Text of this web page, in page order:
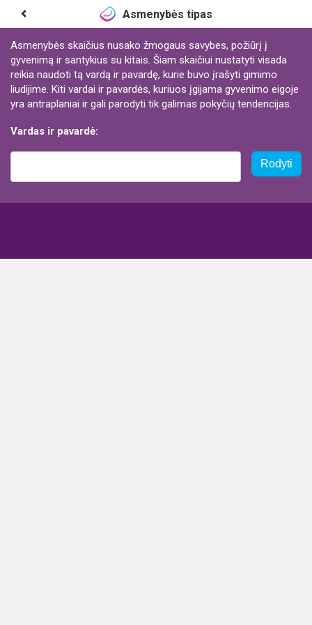
Asmenybės tipas
Asmenybės skaičius nusako žmogaus savybes, požiūrį į
gyvenimą ir santykius su kitais. Šiam skaičiui nustatyti visada
reikia naudoti tą vardą ir pavardę, kurie buvo įrašyti gimimo
liudijime. Kiti vardai ir pavardės, kuriuos įgijama gyvenimo eigoje
yra antraplaniai ir gali parodyti tik galimas pokyčių tendencijas.
Vardas ir pavardė:
Rodyti